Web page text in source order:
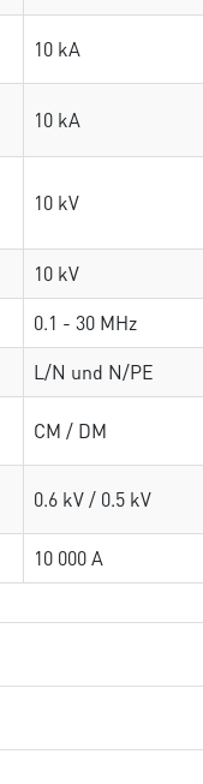
10 kA
10 kA
10 kV
10 kV
0.1 - 30 MHz
L/N und N/PE
CM / DM
0.6 kV / 0.5 kV
10 000 A